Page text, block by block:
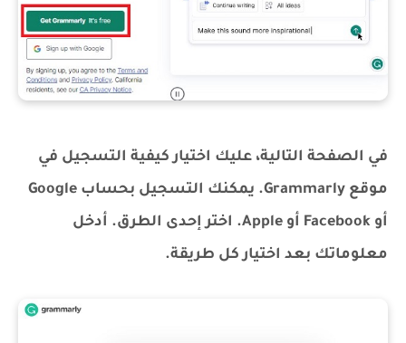
في الصفحة التالية، عليك اختيار كيفية التسجيل في
موقع Grammarly. يمكنك التسجيل بحساب Google
أو Facebook أو Apple. اختر إحدى الطرق. أدخل
معلوماتك بعد اختيار كل طريقة.